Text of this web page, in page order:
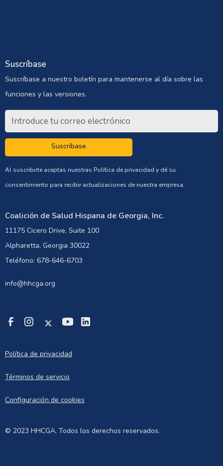
Suscríbase
Suscríbase a nuestro boletín para mantenerse al día sobre las
funciones y las versiones.
Suscríbase
Al suscribirte aceptas nuestras Política de privacidad y dé su
consentimiento para recibir actualizaciones de nuestra empresa.
Coalición de Salud Hispana de Georgia, Inc.
11175 Cicero Drive, Suite 100
Alpharetta, Georgia 30022
Teléfono: 678-646-6703
info@hhcga.org
© 2023 HHCGA. Todos los derechos reservados.
Política de privacidad
Términos de servicio
Configuración de cookies